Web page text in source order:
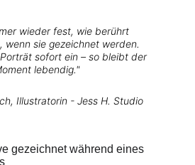
wieder fest, wie berührt
wenn sie gezeichnet werden.
sofort ein – so bleibt der
lebendig."
Illustratorin - Jess H. Studio